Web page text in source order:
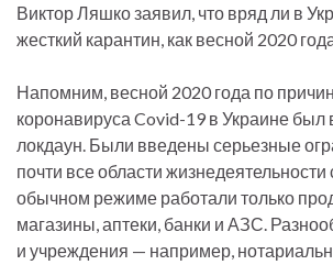
Виктор Ляшко заявил, что вряд ли в
жесткий карантин, как весной 2020
Напомним, весной 2020 года по
коронавируса Covid-19 в Украине был
локдаун. Были введены серьезные
почти все области жизнедеятельности
обычном режиме работали только
магазины, аптеки, банки и АЗС.
и учреждения — например,